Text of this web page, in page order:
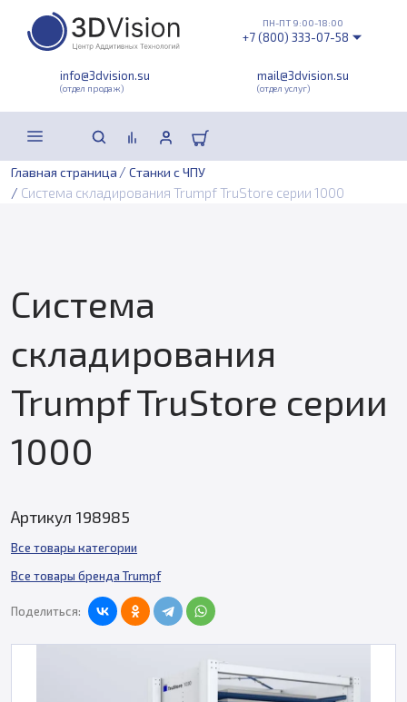
info@3dvision.su
(отдел продаж)
mail@3dvision.su
(отдел услуг)
ПН-ПТ 9:00-18:00
+7 (800) 333-07-58
Главная страница / Станки с ЧПУ
/ Система складирования Trumpf TruStore серии 1000
Система
складирования
Trumpf TruStore серии
1000
Артикул 198985
Все товары категории
Все товары бренда Trumpf
Поделиться: